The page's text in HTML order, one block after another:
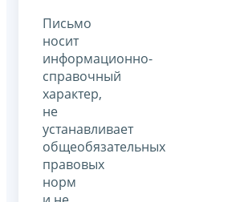
Письмо
носит
информационно-
справочный
характер,
не
устанавливает
общеобязательных
правовых
норм